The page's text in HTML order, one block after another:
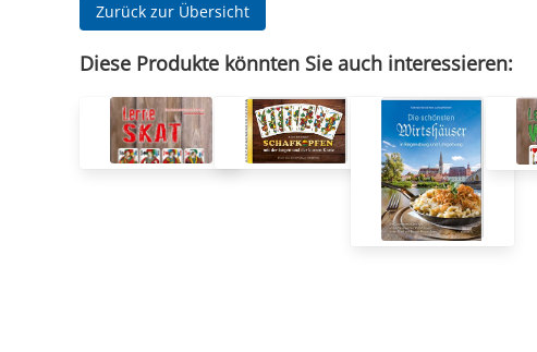
Zurück zur Übersicht
Diese Produkte könnten Sie auch interessieren: